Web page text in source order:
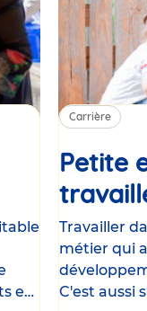
et
Carrière
Petite
Travailler
métier qui
C'est aussi